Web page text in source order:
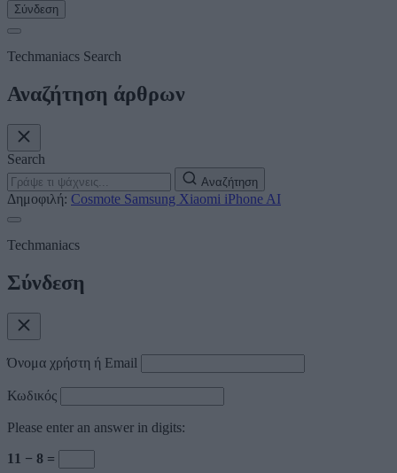
Σύνδεση
Techmaniacs Search
Αναζήτηση άρθρων
Search
Αναζήτηση
Δημοφιλή: Cosmote Samsung Xiaomi iPhone AI
Techmaniacs
Σύνδεση
Όνομα χρήστη ή Email
Κωδικός
Please enter an answer in digits:
11 − 8 =